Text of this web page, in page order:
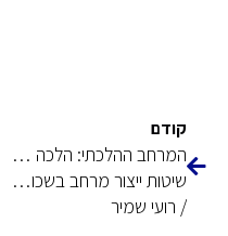
קודם
המרחב ההלכתי: הלכה כתכנון, תכנון כהלכה
שיטות ייצור מרחב בשכונות המתחרדות בירושלים
/ רועי שמיר